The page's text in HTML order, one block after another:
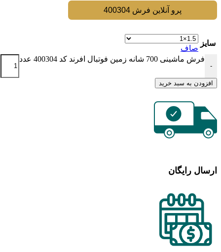
پرو آنلاین فرش 400304
سایز
صاف
-
فرش ماشینی 700 شانه زمین فوتبال افرند كد 400304 عدد
افزودن به سبد خرید
ارسال رایگان